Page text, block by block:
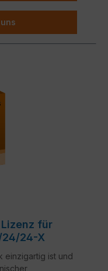
sind, stehen
Lizenz für
24/24-X
einzigartig ist und